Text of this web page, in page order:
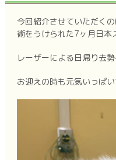
今回紹介させていただく
術をうけられた7ヶ月日本
レーザーによる日帰り去
お迎えの時も元気いっぱい